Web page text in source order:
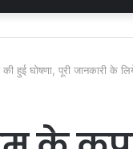
हुई घोषणा, पूरी जानकारी के